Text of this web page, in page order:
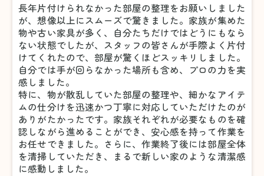
長年片付けられなかった部屋の整理をお願いしました
が、想像以上にスムーズで驚きました。家族が集めた
物や古い家具が多く、自分たちだけではどうにもなら
ない状態でしたが、スタッフの皆さんが手際よく片付
けてくれたので、部屋が驚くほどスッキリしました。
自分では手が回らなかった場所も含め、プロの力を実
感しました。
特に、物が散乱していた部屋の整理や、細かなアイテ
ムの仕分けを迅速かつ丁寧に対応していただけたのが
ありがたかったです。家族それぞれが必要なものを確
認しながら進めることができ、安心感を持って作業を
お任せできました。さらに、作業終了後には部屋全体
を清掃していただき、まるで新しい家のような清潔感
に感動しました。